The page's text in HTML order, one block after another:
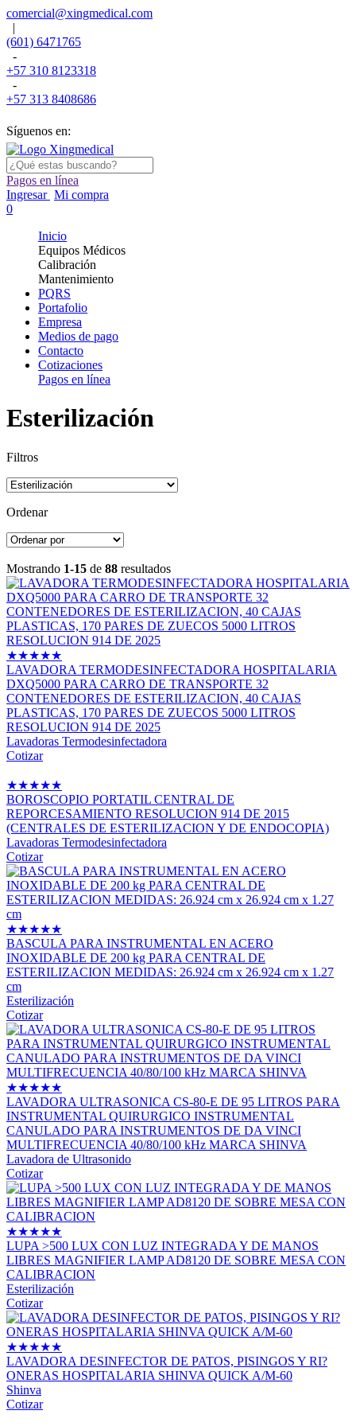
comercial@xingmedical.com
|
(601) 6471765
-
+57 310 8123318
-
+57 313 8408686
Síguenos en:
Pagos en línea
Ingresar Mi compra
0
Inicio
Equipos Médicos
Calibración
Mantenimiento
PQRS
Portafolio
Empresa
Medios de pago
Contacto
Cotizaciones
Pagos en línea
Esterilización
Filtros
Ordenar
Mostrando 1-15 de 88 resultados
★★★★★
LAVADORA TERMODESINFECTADORA HOSPITALARIA
DXQ5000 PARA CARRO DE TRANSPORTE 32
CONTENEDORES DE ESTERILIZACION, 40 CAJAS
PLASTICAS, 170 PARES DE ZUECOS 5000 LITROS
RESOLUCION 914 DE 2025
Lavadoras Termodesinfectadora
Cotizar
★★★★★
BOROSCOPIO PORTATIL CENTRAL DE
REPORCESAMIENTO RESOLUCION 914 DE 2015
(CENTRALES DE ESTERILIZACION Y DE ENDOCOPIA)
Lavadoras Termodesinfectadora
Cotizar
★★★★★
BASCULA PARA INSTRUMENTAL EN ACERO
INOXIDABLE DE 200 kg PARA CENTRAL DE
ESTERILIZACION MEDIDAS: 26.924 cm x 26.924 cm x 1.27
cm
Esterilización
Cotizar
★★★★★
LAVADORA ULTRASONICA CS-80-E DE 95 LITROS PARA
INSTRUMENTAL QUIRURGICO INSTRUMENTAL
CANULADO PARA INSTRUMENTOS DE DA VINCI
MULTIFRECUENCIA 40/80/100 kHz MARCA SHINVA
Lavadora de Ultrasonido
Cotizar
★★★★★
LUPA >500 LUX CON LUZ INTEGRADA Y DE MANOS
LIBRES MAGNIFIER LAMP AD8120 DE SOBRE MESA CON
CALIBRACION
Esterilización
Cotizar
★★★★★
LAVADORA DESINFECTOR DE PATOS, PISINGOS Y RI?
ONERAS HOSPITALARIA SHINVA QUICK A/M-60
Shinva
Cotizar